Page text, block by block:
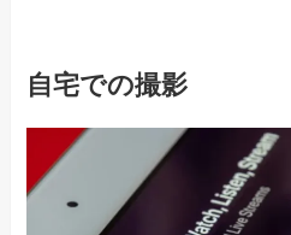
自宅での撮影